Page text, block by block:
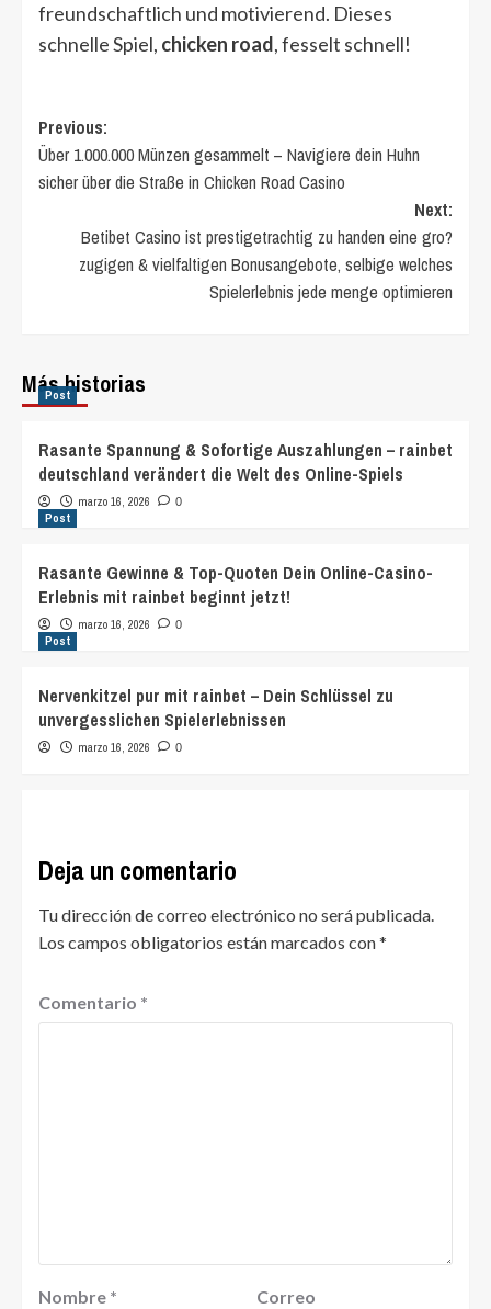
freundschaftlich und motivierend. Dieses
schnelle Spiel, chicken road, fesselt schnell!
Post
navigation
Previous:
Über 1.000.000 Münzen gesammelt – Navigiere dein Huhn
sicher über die Straße in Chicken Road Casino
Next:
Betibet Casino ist prestigetrachtig zu handen eine gro?
zugigen & vielfaltigen Bonusangebote, selbige welches
Spielerlebnis jede menge optimieren
Más historias
Post
Rasante Spannung & Sofortige Auszahlungen – rainbet
deutschland verändert die Welt des Online-Spiels
marzo 16, 2026 0
Post
Rasante Gewinne & Top-Quoten Dein Online-Casino-
Erlebnis mit rainbet beginnt jetzt!
marzo 16, 2026 0
Post
Nervenkitzel pur mit rainbet – Dein Schlüssel zu
unvergesslichen Spielerlebnissen
marzo 16, 2026 0
Deja un comentario
Tu dirección de correo electrónico no será publicada.
Los campos obligatorios están marcados con*
Comentario *
Nombre * Correo